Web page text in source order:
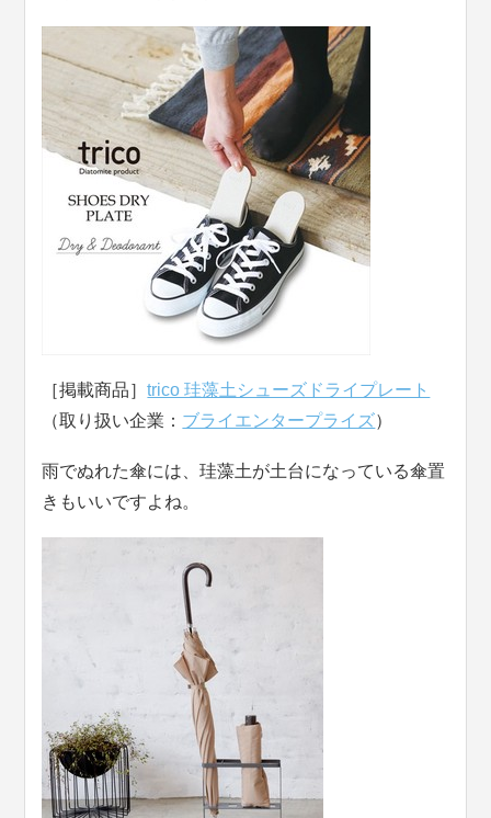
［掲載商品］trico 珪藻土シューズドライプレート
（取り扱い企業： ブライエンタープライズ）
雨でぬれた傘には、珪藻土が土台になっている傘置
きもいいですよね。